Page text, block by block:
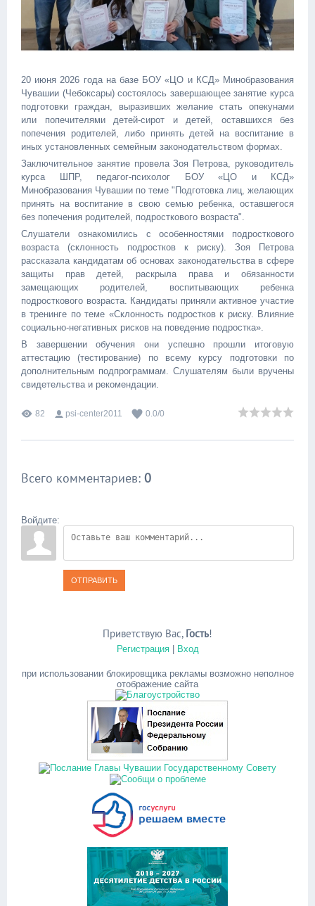
20 июня 2026 года на базе БОУ «ЦО и КСД» Минобразования
Чувашии (Чебоксары) состоялось завершающее занятие курса
подготовки граждан, выразивших желание стать опекунами
или попечителями детей-сирот и детей, оставшихся без
попечения родителей, либо принять детей на воспитание в
иных установленных семейным законодательством формах.
Заключительное занятие провела Зоя Петрова, руководитель
курса ШПР, педагог-психолог БОУ «ЦО и КСД»
Минобразования Чувашии по теме "Подготовка лиц, желающих
принять на воспитание в свою семью ребенка, оставшегося
без попечения родителей, подросткового возраста".
Слушатели ознакомились с особенностями подросткового
возраста (склонность подростков к риску). Зоя Петрова
рассказала кандидатам об основах законодательства в сфере
защиты прав детей, раскрыла права и обязанности
замещающих родителей, воспитывающих ребенка
подросткового возраста. Кандидаты приняли активное участие
в тренинге по теме «Склонность подростков к риску. Влияние
социально-негативных рисков на поведение подростка».
В завершении обучения они успешно прошли итоговую
аттестацию (тестирование) по всему курсу подготовки по
дополнительным подпрограммам. Cлушателям были вручены
свидетельства и рекомендации.
82 psi-center2011 0.0/0
Всего комментариев: 0
Войдите:
ОТПРАВИТЬ
Приветствую Вас, Гость!
Регистрация| Вход
при использовании блокировщика рекламы возможно неполное
отображение сайта